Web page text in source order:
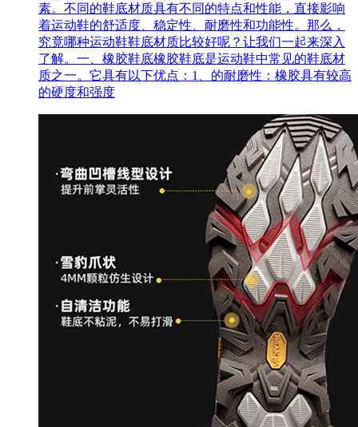
素。不同的鞋底材质具有不同的特点和性能，直接影响
着运动鞋的舒适度、稳定性、耐磨性和功能性。那么，
究竟哪种运动鞋鞋底材质比较好呢？让我们一起来深入
了解。一、橡胶鞋底橡胶鞋底是运动鞋中常见的鞋底材
质之一。它具有以下优点：1、的耐磨性：橡胶具有较高
的硬度和强度